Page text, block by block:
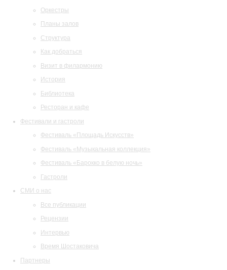
Оркестры
Планы залов
Структура
Как добраться
Визит в филармонию
История
Библиотека
Ресторан и кафе
Фестивали и гастроли
Фестиваль «Площадь Искусств»
Фестиваль «Музыкальная коллекция»
Фестиваль «Барокко в белую ночь»
Гастроли
СМИ о нас
Все публикации
Рецензии
Интервью
Время Шостаковича
Партнеры